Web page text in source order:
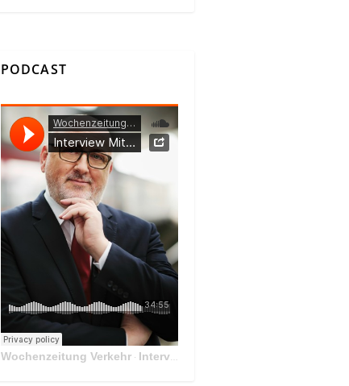
PODCAST
Wochenzeitung Verkehr· Interview Mit Andreas Matthä, CEO der ÖBB Holding